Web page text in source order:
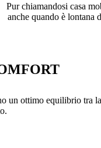
Pur chiamandosi casa
anche quando è lontana
un ottimo equilibrio tra